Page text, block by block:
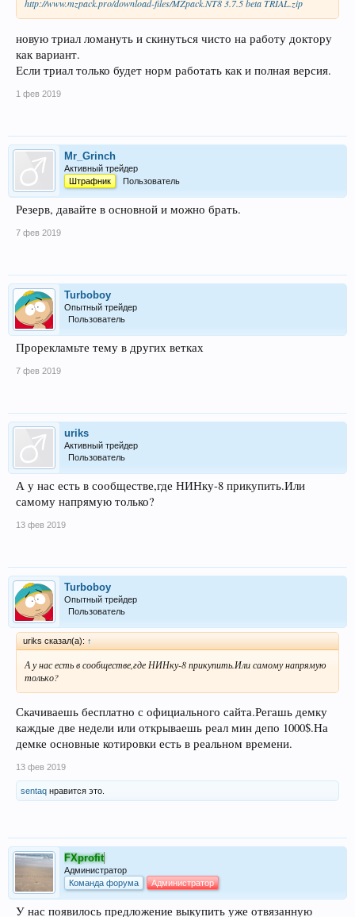
http://www.mzpack.pro/download-files/MZpack.NT8 3.7.5 beta TRIAL.zip
новую триал ломануть и скинуться чисто на работу доктору
как вариант.
Если триал только будет норм работать как и полная версия.
1 фев 2019
Mr_Grinch
Активный трейдер
Штрафник
Пользователь
Резерв, давайте в основной и можно брать.
7 фев 2019
Turboboy
Опытный трейдер
Пользователь
Прорекламьте тему в других ветках
7 фев 2019
uriks
Активный трейдер
Пользователь
А у нас есть в сообществе,где НИНку-8 прикупить.Или
самому напрямую только?
13 фев 2019
Turboboy
Опытный трейдер
Пользователь
uriks сказал(а): ↑
А у нас есть в сообществе,где НИНку-8 прикупить.Или самому напрямую
только?
Скачиваешь бесплатно с официального сайта.Регашь демку
каждые две недели или открываешь реал мин депо 1000$.На
демке основные котировки есть в реальном времени.
13 фев 2019
sentaq нравится это.
FXprofit
Администратор
Команда форума
Администратор
У нас появилось предложение выкупить уже отвязанную